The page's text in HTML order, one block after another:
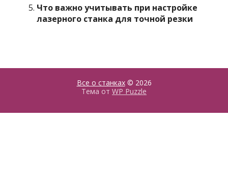
Что важно учитывать при настройке
лазерного станка для точной резки
Все о станках© 2026
Тема от WP Puzzle